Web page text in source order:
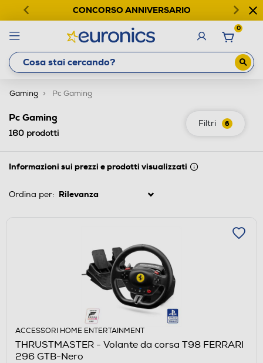
CONCORSO ANNIVERSARIO
0
Gaming Pc Gaming
Filtri 6
Pc Gaming
160 prodotti
Informazioni sui prezzi e prodotti visualizzati
Ordina per:
ACCESSORI HOME ENTERTAINMENT
THRUSTMASTER - Volante da corsa T98 FERRARI
296 GTB-Nero